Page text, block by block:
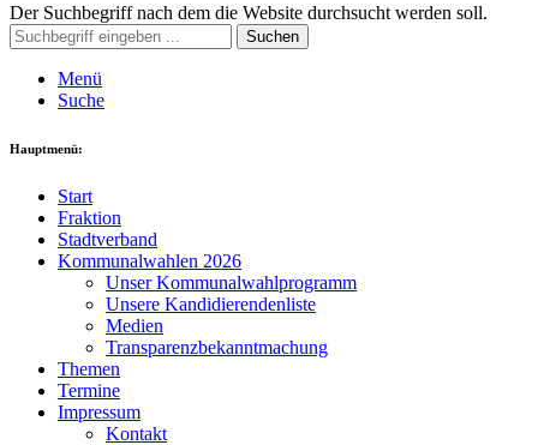
Der Suchbegriff nach dem die Website durchsucht werden soll.
Suchen
Menü
Suche
Hauptmenü:
Start
Fraktion
Stadtverband
Kommunalwahlen 2026
Unser Kommunalwahlprogramm
Unsere Kandidierendenliste
Medien
Transparenzbekanntmachung
Themen
Termine
Impressum
Kontakt